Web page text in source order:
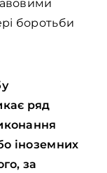
боротьби
ряд
іноземних
за